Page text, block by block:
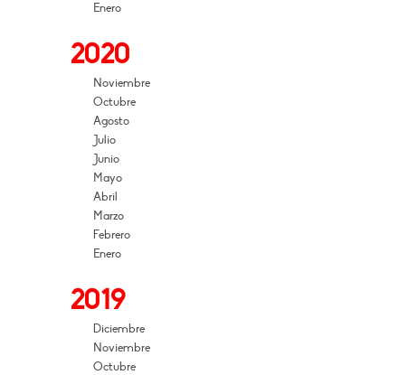
Enero
2020
Noviembre
Octubre
Agosto
Julio
Junio
Mayo
Abril
Marzo
Febrero
Enero
2019
Diciembre
Noviembre
Octubre